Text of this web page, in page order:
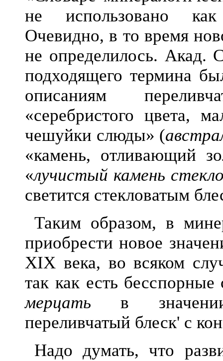
не использовано
Очевидно, в то время
не определилось. Акад.
подходящего термина
описаниям
«серебристого цвета,
чешуйки слюды» (
«камень, отливающий
«лучистый камень
светится стекловатым
Таким образом, в
приобрести новое
XIX века, во всяком
так как есть бесспорные
мерцать в значении
переливчатый блеск' с
Надо думать, что